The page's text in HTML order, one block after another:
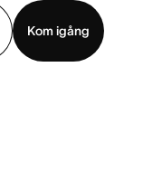
Kom igång